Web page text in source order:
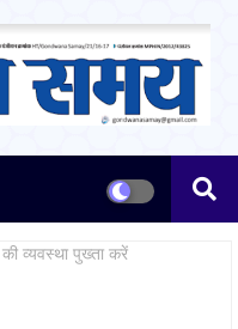
की व्यवस्था पुख्ता करें